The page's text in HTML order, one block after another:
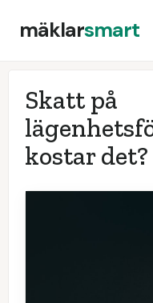
mäklarsmart
Skatt på
kostar det?